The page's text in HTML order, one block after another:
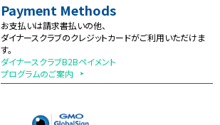
Payment Methods
お支払いは請求書払いの他、
ダイナースクラブのクレジットカードがご利用いただけま
す。
ダイナースクラブB2Bペイメント
プログラムのご案内